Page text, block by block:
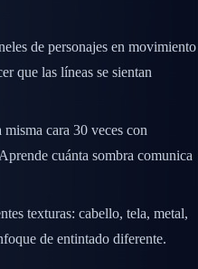
de personajes en movimiento
que las líneas se sientan
misma cara 30 veces con
cuánta sombra comunica
texturas: cabello, tela, metal,
de entintado diferente.